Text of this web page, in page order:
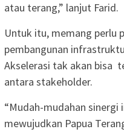
atau terang,” lanjut Farid.
Untuk itu, memang perlu
pembangunan
Akselerasi tak akan bisa
antara stakeholder.
“Mudah-mudahan
mewujudkan Papua